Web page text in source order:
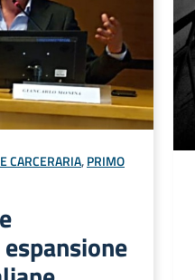
CARCERARIA,PRIMO